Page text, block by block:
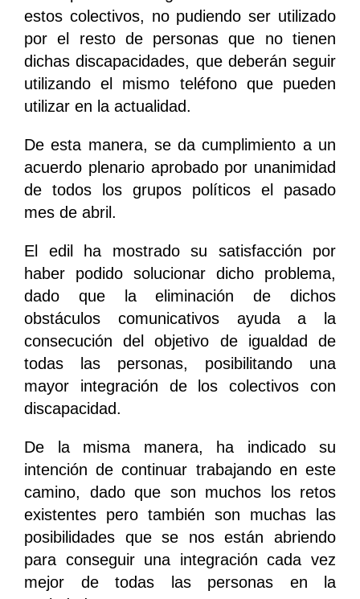
estos colectivos, no pudiendo ser utilizado
por el resto de personas que no tienen
dichas discapacidades, que deberán seguir
utilizando el mismo teléfono que pueden
utilizar en la actualidad.
De esta manera, se da cumplimiento a un
acuerdo plenario aprobado por unanimidad
de todos los grupos políticos el pasado
mes de abril.
El edil ha mostrado su satisfacción por
haber podido solucionar dicho problema,
dado que la eliminación de dichos
obstáculos comunicativos ayuda a la
consecución del objetivo de igualdad de
todas las personas, posibilitando una
mayor integración de los colectivos con
discapacidad.
De la misma manera, ha indicado su
intención de continuar trabajando en este
camino, dado que son muchos los retos
existentes pero también son muchas las
posibilidades que se nos están abriendo
para conseguir una integración cada vez
mejor de todas las personas en la